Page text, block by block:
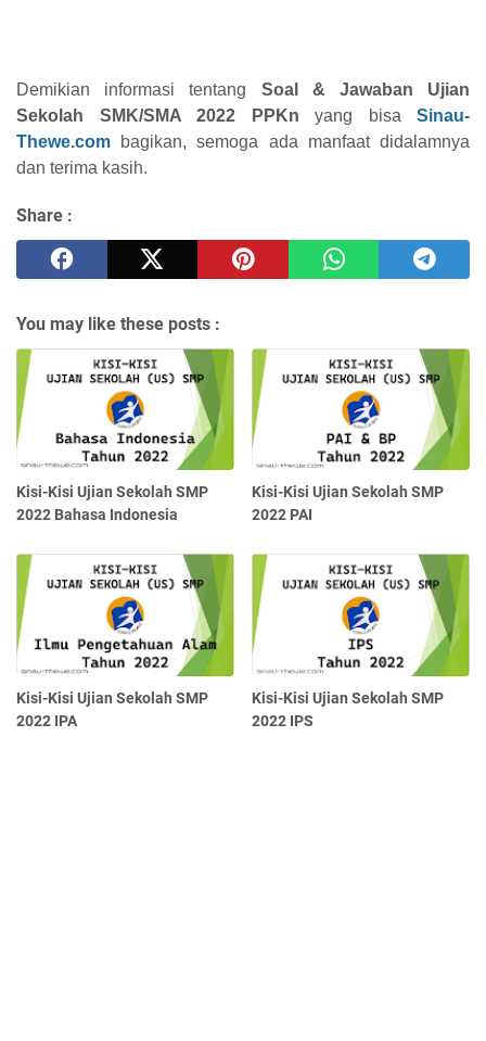
Demikian informasi tentang Soal & Jawaban Ujian
Sekolah SMK/SMA 2022 PPKn yang bisa Sinau-
Thewe.com bagikan, semoga ada manfaat didalamnya
dan terima kasih.
Share :
You may like these posts :
Kisi-Kisi Ujian Sekolah SMP
2022 Bahasa Indonesia
Kisi-Kisi Ujian Sekolah SMP
2022 PAI
Kisi-Kisi Ujian Sekolah SMP
2022 IPA
Kisi-Kisi Ujian Sekolah SMP
2022 IPS